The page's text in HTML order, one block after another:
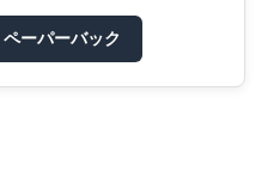
ペーパーバック